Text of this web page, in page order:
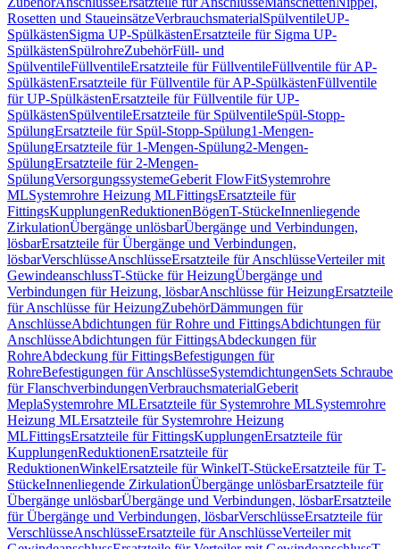
Rosetten und StaueinsätzeVerbrauchsmaterialSpülventileUP-
SpülkästenSigma UP-SpülkästenErsatzteile für Sigma UP-
SpülkästenSpülrohreZubehörFüll- und
SpülventileFüllventileErsatzteile für FüllventileFüllventile für AP-
SpülkästenErsatzteile für Füllventile für AP-SpülkästenFüllventile
für UP-SpülkästenErsatzteile für Füllventile für UP-
SpülkästenSpülventileErsatzteile für SpülventileSpül-Stopp-
SpülungErsatzteile für Spül-Stopp-Spülung1-Mengen-
SpülungErsatzteile für 1-Mengen-Spülung2-Mengen-
SpülungErsatzteile für 2-Mengen-
SpülungVersorgungssystemeGeberit FlowFitSystemrohre
MLSystemrohre Heizung MLFittingsErsatzteile für
FittingsKupplungenReduktionenBögenT-StückeInnenliegende
ZirkulationÜbergänge unlösbarÜbergänge und Verbindungen,
lösbarErsatzteile für Übergänge und Verbindungen,
lösbarVerschlüsseAnschlüsseErsatzteile für AnschlüsseVerteiler mit
GewindeanschlussT-Stücke für HeizungÜbergänge und
Verbindungen für Heizung, lösbarAnschlüsse für HeizungErsatzteile
für Anschlüsse für HeizungZubehörDämmungen für
AnschlüsseAbdichtungen für Rohre und FittingsAbdichtungen für
AnschlüsseAbdichtungen für FittingsAbdeckungen für
RohreAbdeckung für FittingsBefestigungen für
RohreBefestigungen für AnschlüsseSystemdichtungenSets Schraube
für FlanschverbindungenVerbrauchsmaterialGeberit
MeplaSystemrohre MLErsatzteile für Systemrohre MLSystemrohre
Heizung MLErsatzteile für Systemrohre Heizung
MLFittingsErsatzteile für FittingsKupplungenErsatzteile für
KupplungenReduktionenErsatzteile für
ReduktionenWinkelErsatzteile für WinkelT-StückeErsatzteile für T-
StückeInnenliegende ZirkulationÜbergänge unlösbarErsatzteile für
Übergänge unlösbarÜbergänge und Verbindungen, lösbarErsatzteile
für Übergänge und Verbindungen, lösbarVerschlüsseErsatzteile für
VerschlüsseAnschlüsseErsatzteile für AnschlüsseVerteiler mit